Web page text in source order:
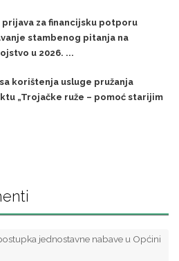
za financijsku potporu
stambenog pitanja na
u 2026. ...
korištenja usluge pružanja
„Trojačke ruže – pomoć starijim
jednostavne nabave u Općini